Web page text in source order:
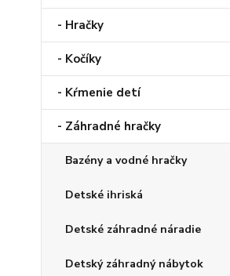
- Hračky
- Kočíky
- Kŕmenie detí
- Záhradné hračky
Bazény a vodné hračky
Detské ihriská
Detské záhradné náradie
Detský záhradný nábytok